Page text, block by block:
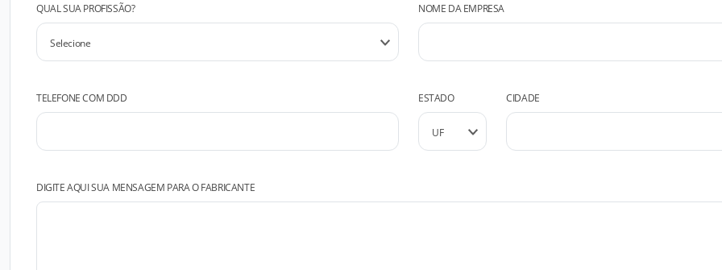
QUAL SUA PROFISSÃO? NOME DA EMPRESA
TELEFONE COM DDD ESTADO CIDADE
DIGITE AQUI SUA MENSAGEM PARA O FABRICANTE